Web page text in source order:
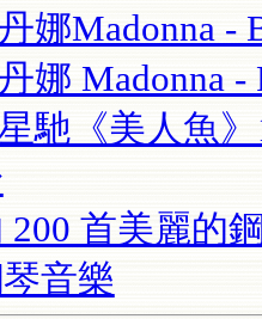
娜Madonna -
娜 Madonna -
馳《美人魚
200 首美麗的
音樂